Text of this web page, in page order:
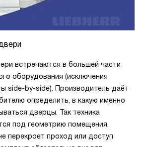
встречаются в большей части
оборудования (исключения
side-by-side). Производитель даёт
определить, в какую именно
дверцы. Так техника
под геометрию помещения,
перекроет проход или доступ